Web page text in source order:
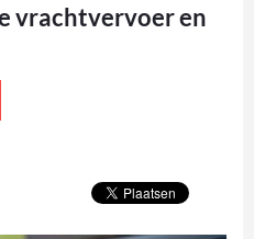
vrachtvervoer en